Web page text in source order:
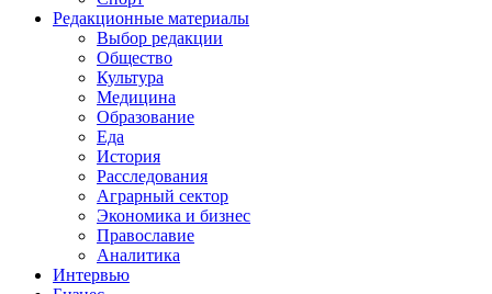
Редакционные материалы
Выбор редакции
Общество
Культура
Медицина
Образование
Еда
История
Расследования
Аграрный сектор
Экономика и бизнес
Православие
Аналитика
Интервью